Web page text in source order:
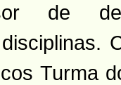
de
Turma